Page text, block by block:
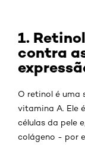
1.
contra
O retinol é uma
vitamina A. Ele
células da pele
colágeno - por